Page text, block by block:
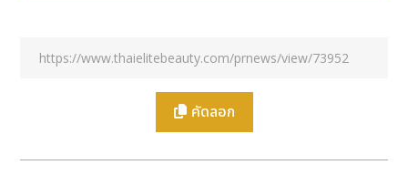
ท่องเที่ยวเชิงวัฒนธรรม ผู้ประกอบการในอุตสาหกรรม
ประเทศ งานประชุมนี้มีขึ้นเพื่อร่วมสำรวจคุณค่าร่วมสมัย
ของวัฒนธรรมราชวงศ์หมิง ผ่านกิจกรรมที่หลากหลาย
คู่ขนาน และการจัดแสดงด้วยนวัตกรรมดิจิทัล ทั้งยังอาศัย
คัดลอก